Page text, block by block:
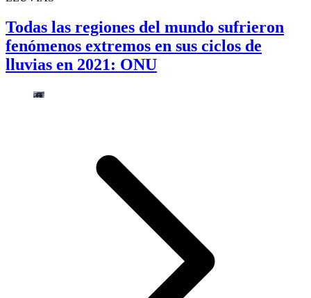
Todas las regiones del mundo sufrieron
fenómenos extremos en sus ciclos de
lluvias en 2021: ONU